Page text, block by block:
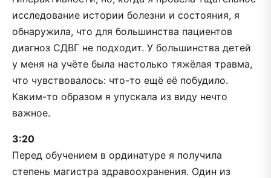
исследование истории болезни и состояния, я
обнаружила, что для большинства пациентов
диагноз СДВГ не подходит. У большинства детей
у меня на учёте была настолько тяжёлая травма,
что чувствовалось: что-то ещё её побудило.
Каким-то образом я упускала из виду нечто
важное.
3:20
Перед обучением в ординатуре я получила
степень магистра здравоохранения. Один из